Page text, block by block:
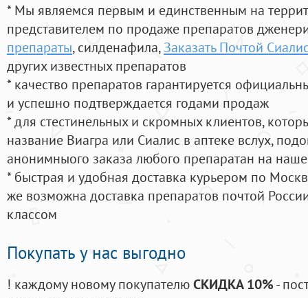
* Мы являемся первым и единственным на
представителем по продаже препаратов
препараты, силденафила, Заказать Почтой
других известных препаратов
* качество препаратов гарантируется
и успешно подтверждается годами продаж
* для стестинельных и скромных клиентов,
название Виагра или Сиалис в аптеке вслух,
анонимныого заказа любого препаратан на
* быстрая и удобная доставка курьером по
же возможна доставка препаратов почтой
классом
Покупать у нас выгодно
! каждому новому покупателюСКИДКА 10%-